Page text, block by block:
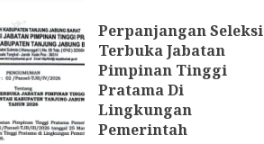
JABUNG BARAT
22 JUNI 2026
Perpanjangan Seleksi
Terbuka Jabatan
Pimpinan Tinggi
Pratama Di
Lingkungan
Pemerintah